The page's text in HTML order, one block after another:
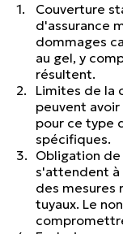
Couverture
d'assurance
dommages
au gel, y
résultent.
Limites de la
peuvent
pour ce type
spécifiques.
Obligation de
s'attendent à
des mesures
tuyaux. Le